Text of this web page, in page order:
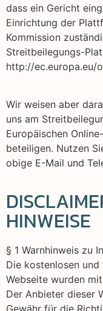
dass ein Gericht
Einrichtung der
Kommission
Streitbeilegungs-
http://ec.europa.eu/
Wir weisen aber
uns am
Europäischen
beteiligen. Nutzen
obige E-Mail und
HINWEISE
§ 1 Warnhinweis zu
Die kostenlosen
Webseite wurden
Der Anbieter dieser
Gewähr für die